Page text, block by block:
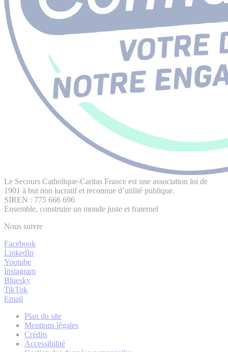
Le Secours Catholique-Caritas France est une association loi de
1901 à but non lucratif et reconnue d’utilité publique.
SIREN : 775 666 696
Ensemble, construire un monde juste et fraternel
Nous suivre
Facebook
LinkedIn
Youtube
Instagram
Bluesky
TikTok
Email
Plan du site
Mentions légales
Crédits
Accessibilité